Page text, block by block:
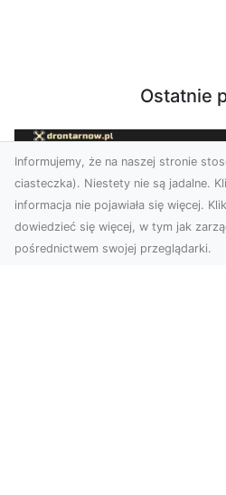
Ostatnie
Informujemy, że na naszej stronie
ciasteczka). Niestety nie są jadalne.
informacja nie pojawiała się więcej.
dowiedzieć się więcej, w tym jak
pośrednictwem swojej przeglądarki.